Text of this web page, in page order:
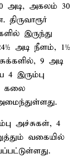
அடி, அகலம் 30
இருந்து
அடி நீளம், 1½
9 அடி
இரும்பு
கலை
அச்சுகள், 4
வகையில்